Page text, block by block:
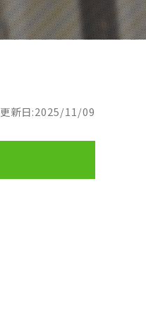
更新日:2025/11/09